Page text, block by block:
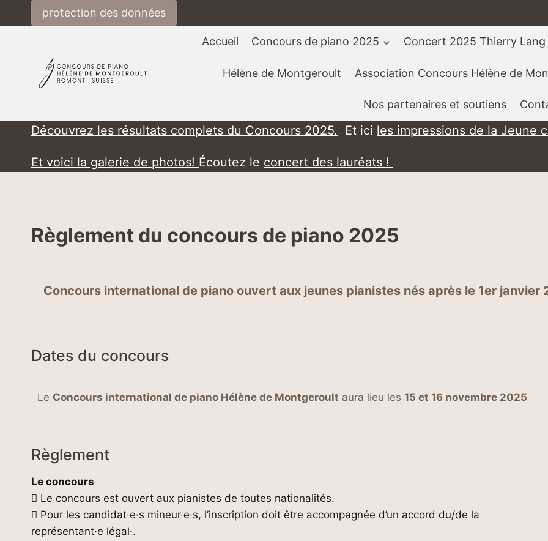
au
protection des données
Accueil Concours de piano 2025 Concert 2025 Thierry Lang
Hélène de Montgeroult Association Concours Hélène de
Nos partenaires et soutiens
Découvrez les résultats complets du Concours 2025. Et ici les impressions de la Jeune
Et voici la galerie de photos! Écoutez le concert des lauréats !
Règlement du concours de piano 2025
Concours international de piano ouvert aux jeunes pianistes nés après le 1er janvier
Dates du concours
Le Concours international de piano Hélène de Montgeroult aura lieu les 15 et 16 novembre 2025
Règlement
Le concours
 Le concours est ouvert aux pianistes de toutes nationalités.
 Pour les candidat·e·s mineur·e·s, l’inscription doit être accompagnée d’un accord du/de la
représentant·e légal·.